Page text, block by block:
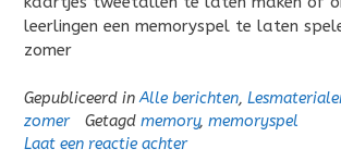
leerlingen een memoryspel te laten
zomer
Gepubliceerd inAlle berichten,
zomer
Getagd memory, memoryspel
Laat een reactie achter